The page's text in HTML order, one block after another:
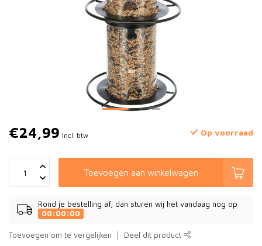
€24,99 Incl. btw Op voorraad
Toevoegen aan winkelwagen
Rond je bestelling af, dan sturen wij het vandaag nog op:
00:00:00
Toevoegen om te vergelijken Deel dit product